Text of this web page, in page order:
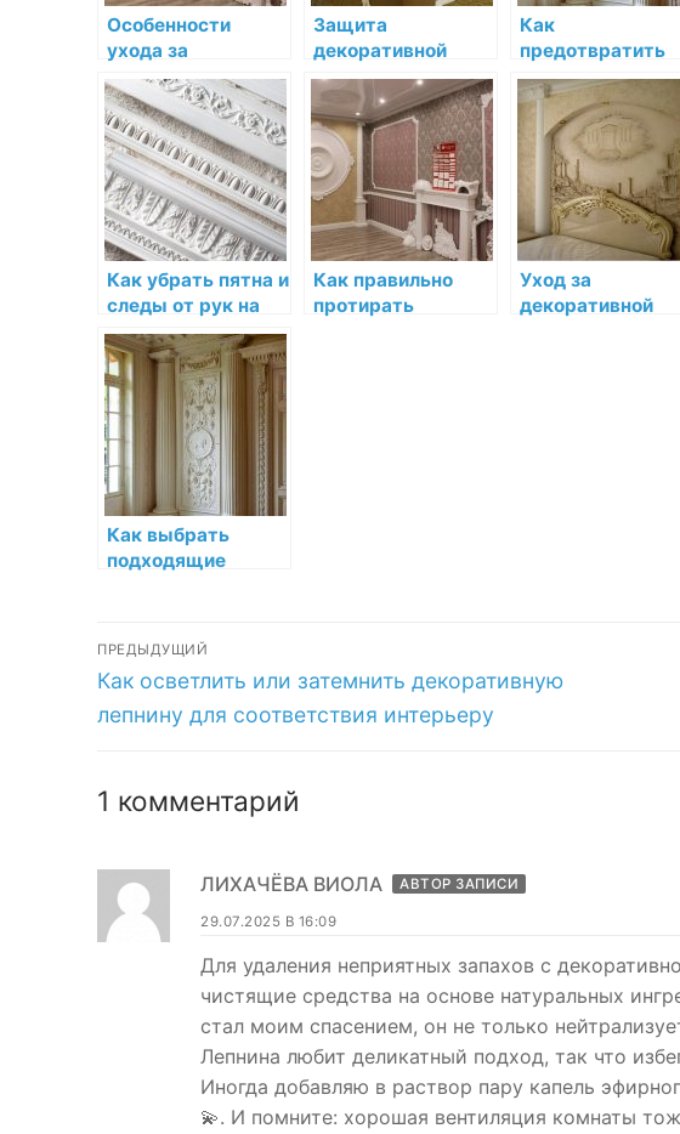
Особенности
ухода за
декоративной
лепниной из
разных
материалов
Защита
декоративной
лепнины от влаги и
воздействия
высокой
температуры
Как
предотвратить
появление
и грибка на
декоративной
лепнине
Как убрать пятна и
следы от рук на
декоративной
лепнине
Как правильно
протирать
Уход за
декоративной
Как выбрать
подходящие
декоративной
лепниной
Навигация
по
записям
ПРЕДЫДУЩИЙ
Предыдущая
запись:
Как осветлить или затемнить декоративную
лепнину для соответствия интерьеру
1 комментарий
ЛИХАЧЁВА ВИОЛА АВТОР ЗАПИСИ
29.07.2025 В 16:09
Для удаления неприятных запахов с
чистящие средства на основе натуральных
стал моим спасением, он не только
Лепнина любит деликатный подход, так что
Иногда добавляю в раствор пару капель
💫. И помните: хорошая вентиляция комнаты